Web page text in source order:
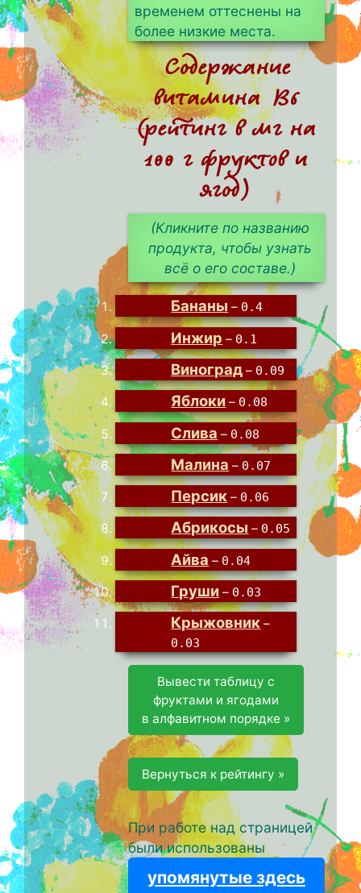
временем оттеснены на
более низкие места.
Содержание
витамина B6
(рейтинг в мг на
100 г фруктов и
ягод)
(Кликните по названию
продукта, чтобы узнать
всё о его составе.)
Бананы – 0.4
Инжир – 0.1
Виноград – 0.09
Яблоки – 0.08
Слива – 0.08
Малина – 0.07
Персик – 0.06
Абрикосы – 0.05
Айва – 0.04
Груши – 0.03
Крыжовник –
0.03
Вывести таблицу с
фруктами и ягодами
в алфавитном порядке »
Вернуться к рейтингу »
При работе над страницей
были использованы
упомянутые здесь